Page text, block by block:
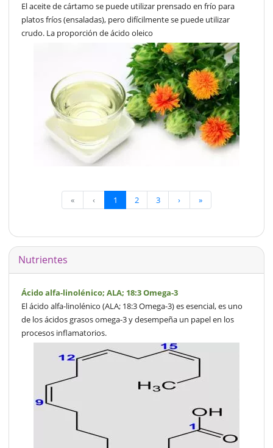
El aceite de cártamo se puede utilizar prensado en frío para
platos fríos (ensaladas), pero difícilmente se puede utilizar
crudo. La proporción de ácido oleico
« ‹ 1 2 3 › »
Nutrientes
Ácido alfa-linolénico; ALA; 18:3 Omega-3
El ácido alfa-linolénico (ALA; 18:3 Omega-3) es esencial, es uno
de los ácidos grasos omega-3 y desempeña un papel en los
procesos inflamatorios.